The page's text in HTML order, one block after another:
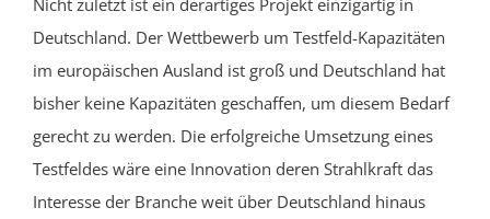
Deutschland. Der Wettbewerb um Testfeld-Kapazitäten
im europäischen Ausland ist groß und Deutschland hat
bisher keine Kapazitäten geschaffen, um diesem Bedarf
gerecht zu werden. Die erfolgreiche Umsetzung eines
Testfeldes wäre eine Innovation deren Strahlkraft das
Interesse der Branche weit über Deutschland hinaus